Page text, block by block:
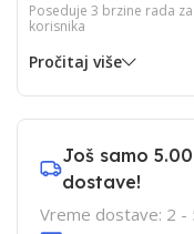
Poseduje 3 brzine rada
korisnika
Pročitaj više
Još samo
dostave!
Vreme dostave: 2 -